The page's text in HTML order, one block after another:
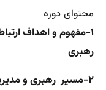
محتوای دوره
۱-مفهوم و اهداف
رهبری
۲-مسیر رهبری و